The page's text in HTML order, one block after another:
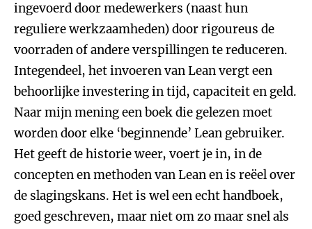
ingevoerd door medewerkers (naast hun
reguliere werkzaamheden) door rigoureus de
voorraden of andere verspillingen te reduceren.
Integendeel, het invoeren van Lean vergt een
behoorlijke investering in tijd, capaciteit en geld.
Naar mijn mening een boek die gelezen moet
worden door elke ‘beginnende’ Lean gebruiker.
Het geeft de historie weer, voert je in, in de
concepten en methoden van Lean en is reëel over
de slagingskans. Het is wel een echt handboek,
goed geschreven, maar niet om zo maar snel als